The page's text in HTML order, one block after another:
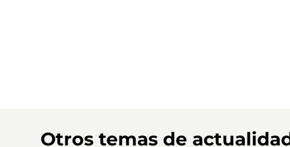
Otros temas de